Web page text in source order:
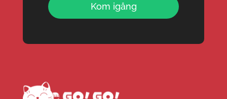
Kom igång